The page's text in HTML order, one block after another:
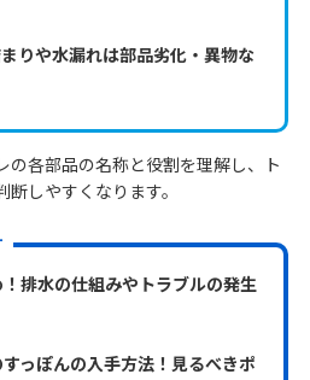
りや水漏れは部品劣化・異物な
の各部品の名称と役割を理解し、ト
しやすくなります。
排水の仕組みやトラブルの発生
っぽんの入手方法！見るべきポ